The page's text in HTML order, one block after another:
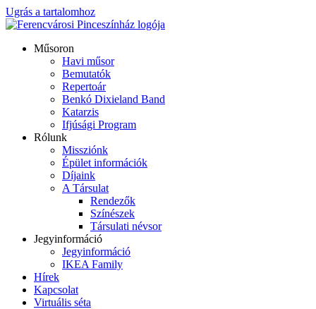
Ugrás a tartalomhoz
Műsoron
Havi műsor
Bemutatók
Repertoár
Benkó Dixieland Band
Katarzis
Ifjúsági Program
Rólunk
Missziónk
Épület információk
Díjaink
A Társulat
Rendezők
Színészek
Társulati névsor
Jegyinformáció
Jegyinformáció
IKEA Family
Hírek
Kapcsolat
Virtuális séta